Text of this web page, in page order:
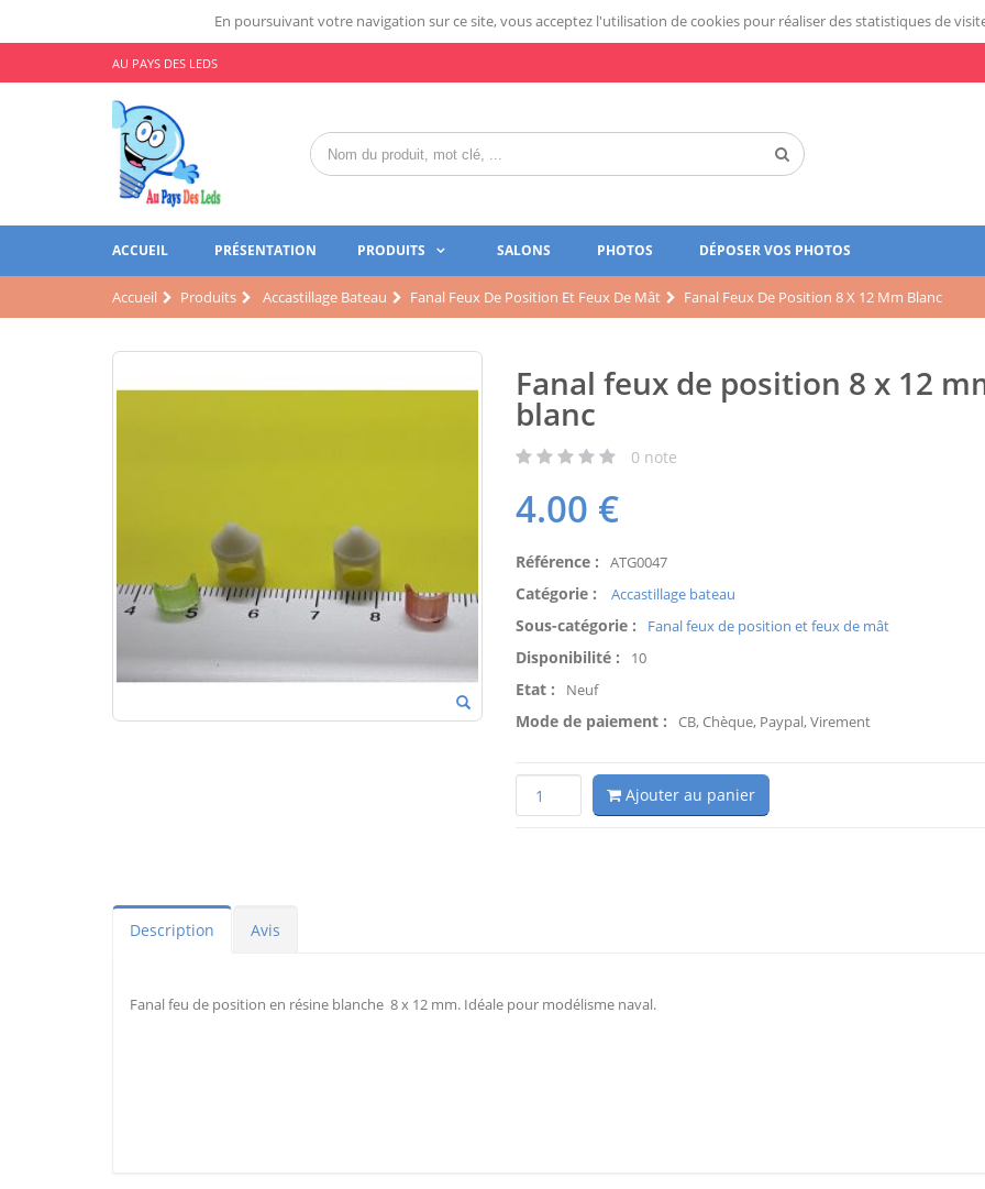
En poursuivant votre navigation sur ce site, vous acceptez l'utilisation de cookies pour réaliser des statistiques de
AU PAYS DES LEDS
ACCUEIL PRÉSENTATION PRODUITS SALONS PHOTOS DÉPOSER VOS PHOTOS
Accueil Produits Accastillage Bateau Fanal Feux De Position Et Feux De Mât Fanal Feux De Position 8 X 12 Mm Blanc
Fanal feux de position 8 x 12
blanc
0 note
4.00 €
Référence : ATG0047
Catégorie : Accastillage bateau
Sous-catégorie : Fanal feux de position et feux de mât
Disponibilité : 10
Etat : Neuf
Mode de paiement : CB, Chèque, Paypal, Virement
Ajouter au panier
Description Avis
Fanal feu de position en résine blanche 8 x 12 mm. Idéale pour modélisme naval.